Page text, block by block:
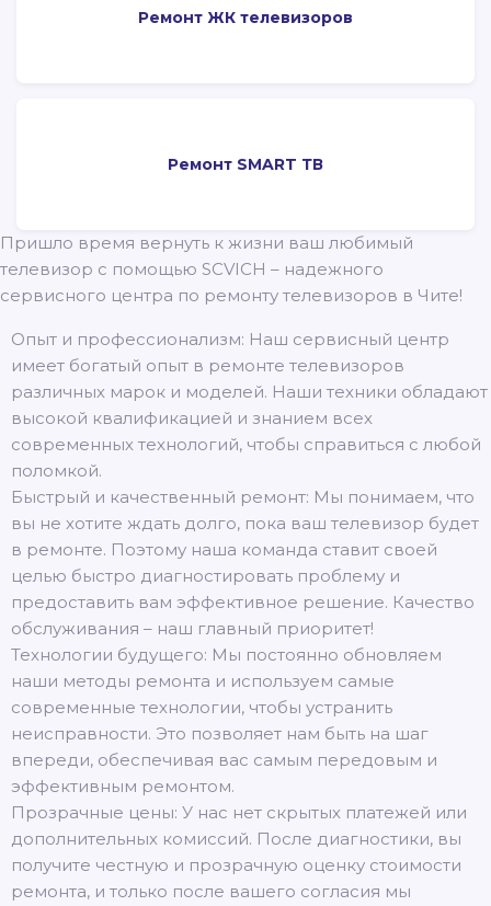
Ремонт ЖК телевизоров
Ремонт SMART ТВ
Пришло время вернуть к жизни ваш любимый
телевизор с помощью SCVICH – надежного
сервисного центра по ремонту телевизоров в Чите!
Опыт и профессионализм: Наш сервисный центр
имеет богатый опыт в ремонте телевизоров
различных марок и моделей. Наши техники обладают
высокой квалификацией и знанием всех
современных технологий, чтобы справиться с любой
поломкой.
Быстрый и качественный ремонт: Мы понимаем, что
вы не хотите ждать долго, пока ваш телевизор будет
в ремонте. Поэтому наша команда ставит своей
целью быстро диагностировать проблему и
предоставить вам эффективное решение. Качество
обслуживания – наш главный приоритет!
Технологии будущего: Мы постоянно обновляем
наши методы ремонта и используем самые
современные технологии, чтобы устранить
неисправности. Это позволяет нам быть на шаг
впереди, обеспечивая вас самым передовым и
эффективным ремонтом.
Прозрачные цены: У нас нет скрытых платежей или
дополнительных комиссий. После диагностики, вы
получите честную и прозрачную оценку стоимости
ремонта, и только после вашего согласия мы